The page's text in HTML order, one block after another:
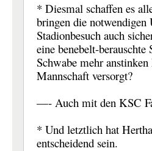
* Diesmal schaffen es
bringen die
Stadionbesuch auch
eine benebelt-
Schwabe mehr
Mannschaft versorgt?
—- Auch mit den KSC
* Und letztlich hat
entscheidend sein.